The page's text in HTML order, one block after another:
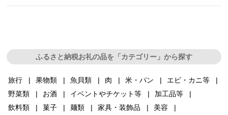
ふるさと納税お礼の品を「カテゴリー」から探す
旅行 果物類 魚貝類 肉 米・パン
エビ・カニ等
野菜類
お酒 イベントやチケット等
加工品等
飲料類
菓子 麺類 家具・装飾品
美容